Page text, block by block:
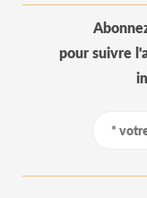
pour suivre